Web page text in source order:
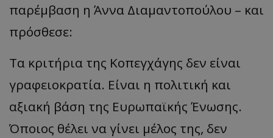
παρέμβαση η Άννα Διαμαντοπούλου – και
πρόσθεσε:
Τα κριτήρια της Κοπεγχάγης δεν είναι
γραφειοκρατία. Είναι η πολιτική και
αξιακή βάση της Ευρωπαϊκής Ένωσης.
Όποιος θέλει να γίνει μέλος της, δεν